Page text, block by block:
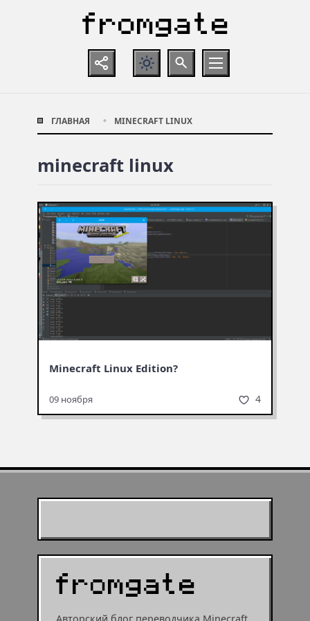
ГЛАВНАЯ MINECRAFT LINUX
minecraft linux
Minecraft Linux Edition?
09 ноября 4
Авторский блог переводчика Minecraft.
муушрумом или мушрумом